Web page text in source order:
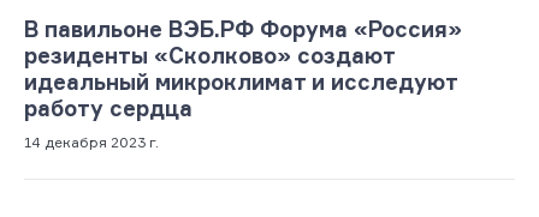
В павильоне ВЭБ.РФ Форума «Россия»
резиденты «Сколково» создают
идеальный микроклимат и исследуют
работу сердца
14 декабря 2023 г.